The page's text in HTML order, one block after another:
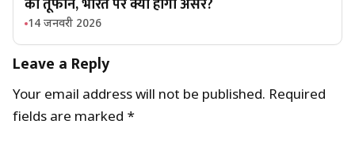
14 जनवरी 2026
Leave a Reply
Your email address will not be published. Required
fields are marked *